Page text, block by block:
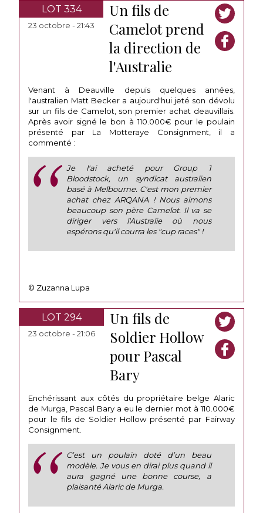
LOT 334
23 octobre - 21:43
Un fils de
Camelot prend
la direction de
l'Australie
Venant à Deauville depuis quelques années,
l'australien Matt Becker a aujourd'hui jeté son dévolu
sur un fils de Camelot, son premier achat deauvillais.
Après avoir signé le bon à 110.000€ pour le poulain
présenté par La Motteraye Consignment, il a
commenté :
Je l'ai acheté pour Group 1
Bloodstock, un syndicat australien
basé à Melbourne. C'est mon premier
achat chez ARQANA ! Nous aimons
beaucoup son père Camelot. Il va se
diriger vers l'Australie où nous
espérons qu'il courra les "cup races" !
© Zuzanna Lupa
LOT 294
23 octobre - 21:06
Un fils de
Soldier Hollow
pour Pascal
Bary
Enchérissant aux côtés du propriétaire belge Alaric
de Murga, Pascal Bary a eu le dernier mot à 110.000€
pour le fils de Soldier Hollow présenté par Fairway
Consignment.
C’est un poulain doté d’un beau
modèle. Je vous en dirai plus quand il
aura gagné une bonne course, a
plaisanté Alaric de Murga.